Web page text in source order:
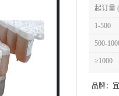
起订量
1-500
500-
≥1000
品牌：